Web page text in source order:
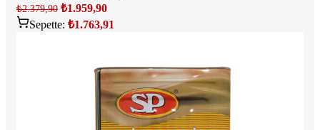
₺2.379,90 ₺1.959,90
Sepette: ₺1.763,91